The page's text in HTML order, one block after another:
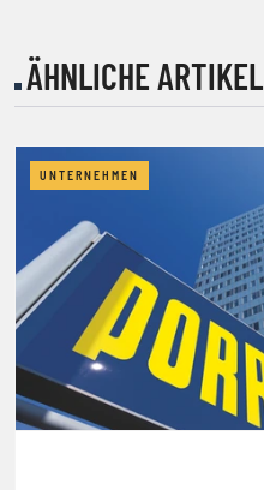
ÄHNLICHE ARTIKEL
UNTERNEHMEN